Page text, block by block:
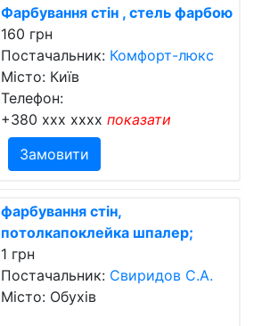
Фарбування стін , стель фарбою
160 грн
Постачальник: Комфорт-люкс
Місто: Київ
Телефон:
+380 xxx xxxx показати
Замовити
фарбування стін,
потолкапоклейка шпалер;
1 грн
Постачальник: Свиридов С.А.
Місто: Обухів